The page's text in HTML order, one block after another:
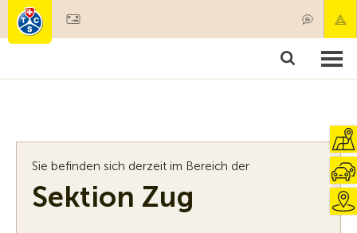
Mitgliedschaft & Leistungen
Sie befinden sich derzeit im Bereich der
Sektion Zug